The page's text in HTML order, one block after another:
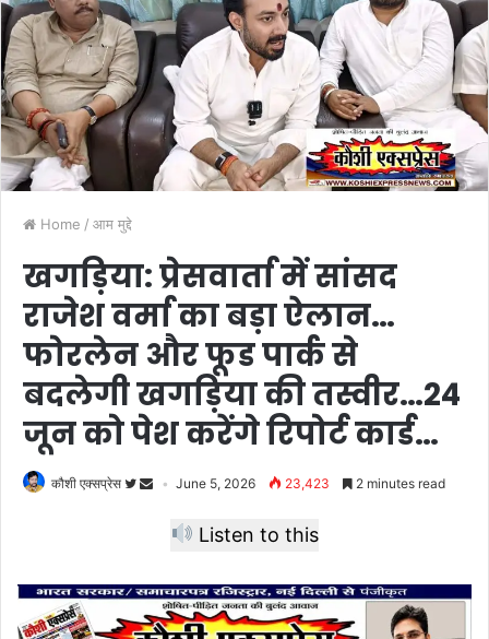
Home / आम मुद्दे
खगड़िया: प्रेसवार्ता में सांसद
राजेश वर्मा का बड़ा ऐलान…
फोरलेन और फूड पार्क से
बदलेगी खगड़िया की तस्वीर…24
जून को पेश करेंगे रिपोर्ट कार्ड…
कौशी एक्सप्रेस June 5, 2026 23,423 2 minutes read
Listen to this